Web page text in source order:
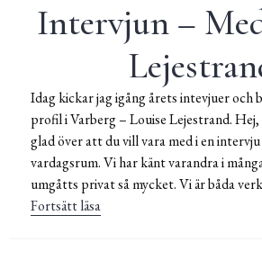
Intervjun –
Idag kickar jag igång årets intevjuer och
profil i Varberg – Louise Lejestrand. Hej,
glad över att du vill vara med i en
vardagsrum. Vi har känt varandra i
umgåtts privat så mycket. Vi är båda
Fortsätt läsa